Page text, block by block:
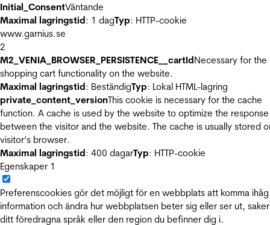
Initial_ConsentVäntande
Maximal lagringstid: 1 dagTyp: HTTP-cookie
www.garnius.se
2
M2_VENIA_BROWSER_PERSISTENCE__cartIdNecessary for the
shopping cart functionality on the website.
Maximal lagringstid: BeständigTyp: Lokal HTML-lagring
private_content_versionThis cookie is necessary for the cache
function. A cache is used by the website to optimize the
between the visitor and the website. The cache is usually stored
visitor’s browser.
Maximal lagringstid: 400 dagarTyp: HTTP-cookie
Egenskaper 1
Preferenscookies gör det möjligt för en webbplats att komma ihåg
information och ändra hur webbplatsen beter sig eller ser ut,
ditt föredragna språk eller den region du befinner dig i.